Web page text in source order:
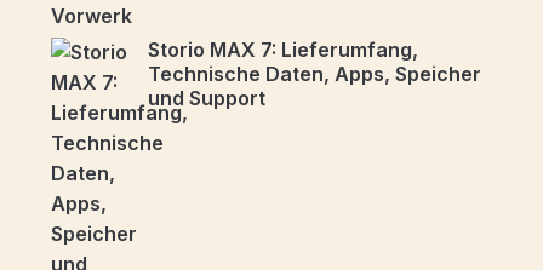
Storio MAX 7: Lieferumfang,
Technische Daten, Apps, Speicher
und Support